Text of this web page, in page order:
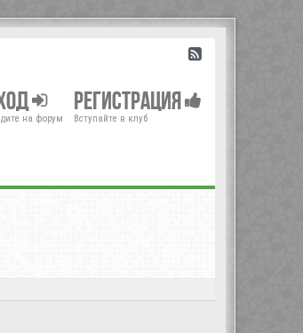
на форум
Регистрация
Вступайте в клуб